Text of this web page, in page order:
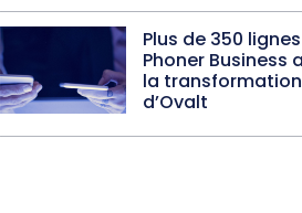
Plus de 350
Phoner Business
la
d’Ovalt